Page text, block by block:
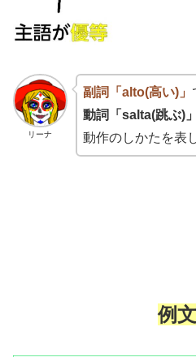
リーナ
副詞「alto(高い)」
動詞「salta(跳ぶ)」
動作のしかたを表
例